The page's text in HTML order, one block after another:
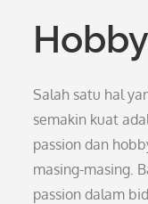
Salah satu hal
semakin kuat
passion dan
masing-masing.
passion dalam